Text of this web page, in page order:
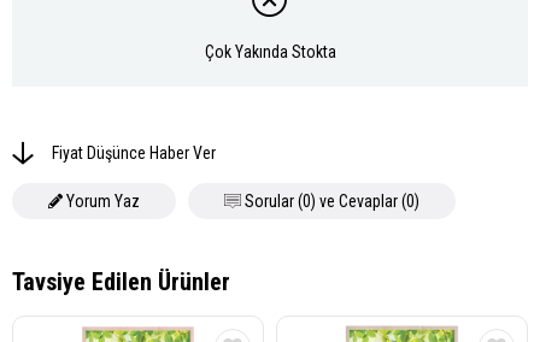
Çok Yakında Stokta
Fiyat Düşünce Haber Ver
Yorum Yaz Sorular (0) ve Cevaplar (0)